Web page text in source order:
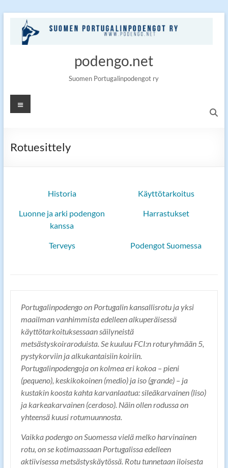
content
podengo.net
Suomen Portugalinpodengot ry
Valikko
Rotuesittely
Historia Käyttötarkoitus
Luonne ja arki podengon
kanssa
Harrastukset
Terveys Podengot Suomessa
Portugalinpodengo on Portugalin kansallisrotu ja yksi
maailman vanhimmista edelleen alkuperäisessä
käyttötarkoituksessaan säilyneistä
metsästyskoiraroduista. Se kuuluu FCI:n roturyhmään 5,
pystykorviin ja alkukantaisiin koiriin.
Portugalinpodengoja on kolmea eri kokoa – pieni
(pequeno), keskikokoinen (medio) ja iso (grande) – ja
kustakin koosta kahta karvanlaatua: sileäkarvainen (liso)
ja karkeakarvainen (cerdoso). Näin ollen rodussa on
yhteensä kuusi rotumuunnosta.
Vaikka podengo on Suomessa vielä melko harvinainen
rotu, on se kotimaassaan Portugalissa edelleen
aktiivisessa metsästyskäytössä. Rotu tunnetaan iloisesta